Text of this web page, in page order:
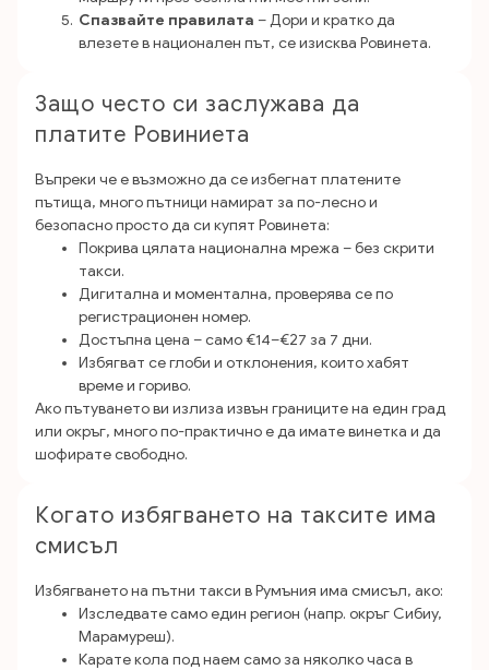
Спазвайте правилата – Дори и кратко да
влезете в национален път, се изисква Ровинета.
Защо често си заслужава да
платите Ровиниета
Въпреки че е възможно да се избегнат платените
пътища, много пътници намират за по-лесно и
безопасно просто да си купят Ровинета:
Покрива цялата национална мрежа – без скрити
такси.
Дигитална и моментална, проверява се по
регистрационен номер.
Достъпна цена – само €14–€27 за 7 дни.
Избягват се глоби и отклонения, които хабят
време и гориво.
Ако пътуването ви излиза извън границите на един град
или окръг, много по-практично е да имате винетка и да
шофирате свободно.
Когато избягването на таксите има
смисъл
Избягването на пътни такси в Румъния има смисъл, ако:
Изследвате само един регион (напр. окръг Сибиу,
Марамуреш).
Карате кола под наем само за няколко часа в